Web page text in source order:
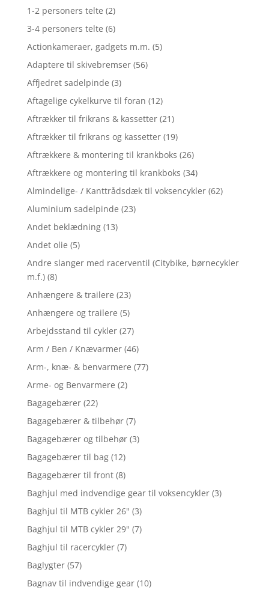
1-2 personers telte (2)
3-4 personers telte (6)
Actionkameraer, gadgets m.m. (5)
Adaptere til skivebremser (56)
Affjedret sadelpinde (3)
Aftagelige cykelkurve til foran (12)
Aftrækker til frikrans & kassetter (21)
Aftrækker til frikrans og kassetter (19)
Aftrækkere & montering til krankboks (26)
Aftrækkere og montering til krankboks (34)
Almindelige- / Kanttrådsdæk til voksencykler (62)
Aluminium sadelpinde (23)
Andet beklædning (13)
Andet olie (5)
Andre slanger med racerventil (Citybike, børnecykler
m.f.) (8)
Anhængere & trailere (23)
Anhængere og trailere (5)
Arbejdsstand til cykler (27)
Arm / Ben / Knævarmer (46)
Arm-, knæ- & benvarmere (77)
Arme- og Benvarmere (2)
Bagagebærer (22)
Bagagebærer & tilbehør (7)
Bagagebærer og tilbehør (3)
Bagagebærer til bag (12)
Bagagebærer til front (8)
Baghjul med indvendige gear til voksencykler (3)
Baghjul til MTB cykler 26" (3)
Baghjul til MTB cykler 29" (7)
Baghjul til racercykler (7)
Baglygter (57)
Bagnav til indvendige gear (10)